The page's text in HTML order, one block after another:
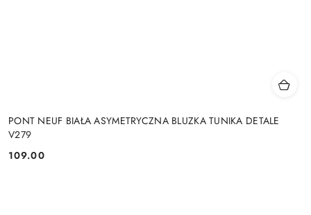
PONT NEUF BIAŁA ASYMETRYCZNA BLUZKA TUNIKA DETALE
V279
Cena:
109.00